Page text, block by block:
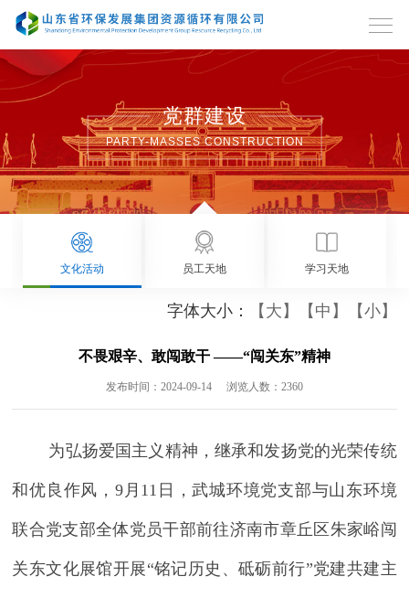
党群建设
PARTY-MASSES CONSTRUCTION
文化活动 员工天地 学习天地
字体大小： 【大】 【中】 【小】
不畏艰辛、敢闯敢干 ——“闯关东”精神
发布时间：2024-09-14 浏览人数：2360
为弘扬爱国主义精神，继承和发扬党的光荣传统
和优良作风，9月11日，武城环境党支部与山东环境
联合党支部全体党员干部前往济南市章丘区朱家峪闯
关东文化展馆开展“铭记历史、砥砺前行”党建共建主